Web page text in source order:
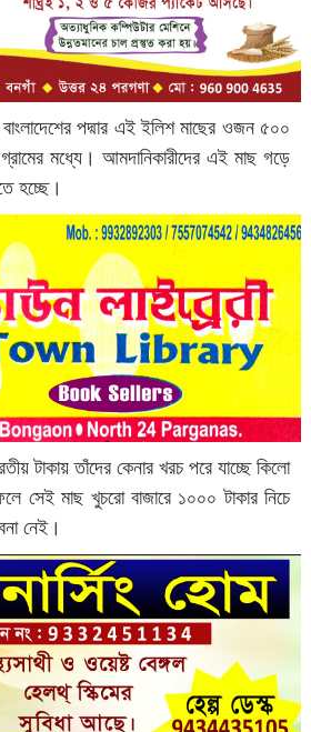
পদ্মার এই ইলিশ মাছের ওজন ৫০০
মধ্যে। আমদানিকারীদের এই মাছ গড়ে
হচ্ছে।
টাকায় তাঁদের কেনার খরচ পরে যাচ্ছে কিলো
সেই মাছ খুচরো বাজারে ১০০০ টাকার নিচে
নেই।